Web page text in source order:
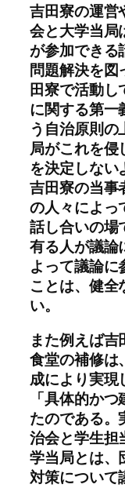
吉田寮の運営
会と大学当局
が参加できる
問題解決を図
田寮で活動し
に関する第一
う自治原則の
局がこれを侵
を決定しない
吉田寮の当事
の人々によっ
話し合いの場
有る人が議論
よって議論に
ことは、健全
い。
また例えば
食堂の補修は
成により実現
「具体的か
たのである。
治会と学生担
学当局とは、
対策について